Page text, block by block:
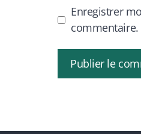
Enregistrer
commentaire.